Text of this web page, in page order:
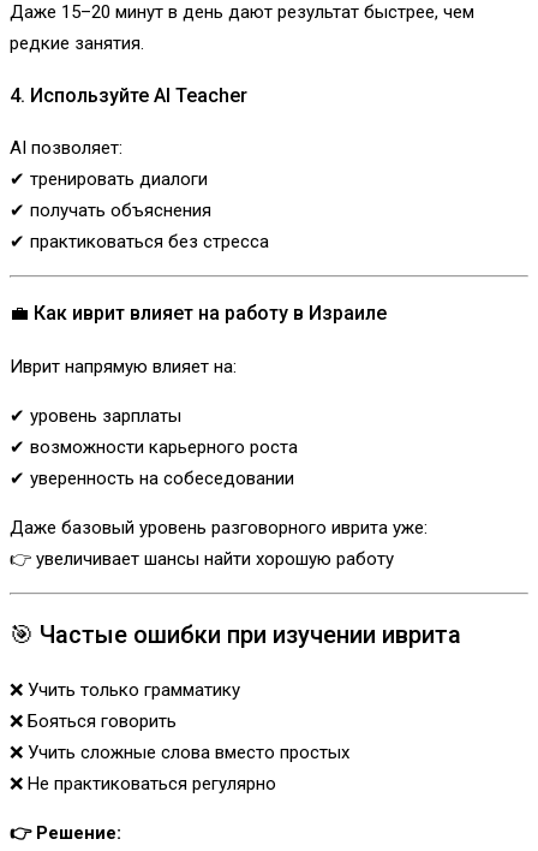
Даже 15–20 минут в день дают результат быстрее, чем
редкие занятия.
4. Используйте AI Teacher
AI позволяет:
✔ тренировать диалоги
✔ получать объяснения
✔ практиковаться без стресса
💼 Как иврит влияет на работу в Израиле
Иврит напрямую влияет на:
✔ уровень зарплаты
✔ возможности карьерного роста
✔ уверенность на собеседовании
Даже базовый уровень разговорного иврита уже:
👉 увеличивает шансы найти хорошую работу
🎯 Частые ошибки при изучении иврита
❌ Учить только грамматику
❌ Бояться говорить
❌ Учить сложные слова вместо простых
❌ Не практиковаться регулярно
👉 Решение: